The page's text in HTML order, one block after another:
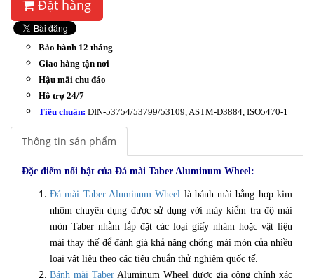
Đặt hàng
Bảo hành 12 tháng
Giao hàng tận nơi
Hậu mãi chu đáo
Hỗ trợ 24/7
Tiêu chuẩn: DIN-53754/53799/53109, ASTM-D3884, ISO5470-1
Thông tin sản phẩm
Đặc điểm nổi bật của Đá mài Taber Aluminum Wheel:
Đá mài Taber Aluminum Wheel là bánh mài bằng hợp kim
nhôm chuyên dụng được sử dụng với máy kiểm tra độ mài
mòn Taber nhằm lắp đặt các loại giấy nhám hoặc vật liệu
mài thay thế để đánh giá khả năng chống mài mòn của nhiều
loại vật liệu theo các tiêu chuẩn thử nghiệm quốc tế.
Bánh mài Taber Aluminum Wheel được gia công chính xác